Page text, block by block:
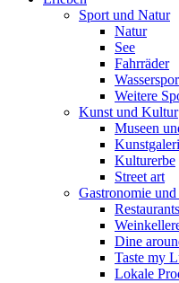
Sport und Natur
Natur
See
Fahrräder
Weitere
Kunst und Kultur
Museen
Kulturerbe
Street art
Gastronomie
Dine
Taste my
Lokale